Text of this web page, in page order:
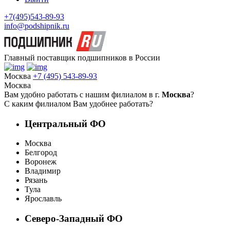
+7(495)543-89-93
info@podshipnik.ru
Главный поставщик подшипников в России
Москва +7 (495) 543-89-93
Москва
Вам удобно работать с нашим филиалом в г. Москва?
С каким филиалом Вам удобнее работать?
Центральный ФО
Москва
Белгород
Воронеж
Владимир
Рязань
Тула
Ярославль
Северо-Западный ФО